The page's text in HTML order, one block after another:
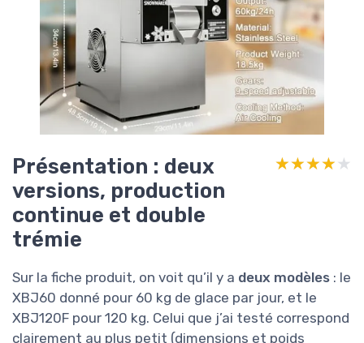
Présentation : deux
versions, production
continue et double
trémie
★★★★★
★★★★★
Sur la fiche produit, on voit qu’il y a deux modèles : le
XBJ60 donné pour 60 kg de glace par jour, et le
XBJ120F pour 120 kg. Celui que j’ai testé correspond
clairement au plus petit (dimensions et poids